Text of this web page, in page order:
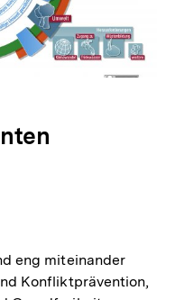
eng miteinander
Konfliktprävention,